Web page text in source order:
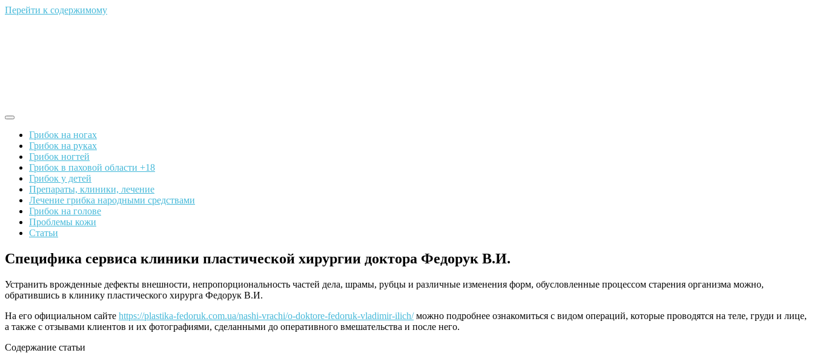
Перейти к содержимому
Грибок на ногах
Грибок на руках
Грибок ногтей
Грибок в паховой области +18
Грибок у детей
Препараты, клиники, лечение
Лечение грибка народными средствами
Грибок на голове
Проблемы кожи
Статьи
Специфика сервиса клиники пластической хирургии доктора Федорук В.И.
Устранить врожденные дефекты внешности, непропорциональность частей дела, шрамы, рубцы и различные изменения форм, обусловленные процессом старения организма можно,
обратившись в клинику пластического хирурга Федорук В.И.
На его официальном сайте https://plastika-fedoruk.com.ua/nashi-vrachi/o-doktore-fedoruk-vladimir-ilich/можно подробнее ознакомиться с видом операций, которые проводятся на теле, груди и лице,
а также с отзывами клиентов и их фотографиями, сделанными до оперативного вмешательства и после него.
Содержание статьи